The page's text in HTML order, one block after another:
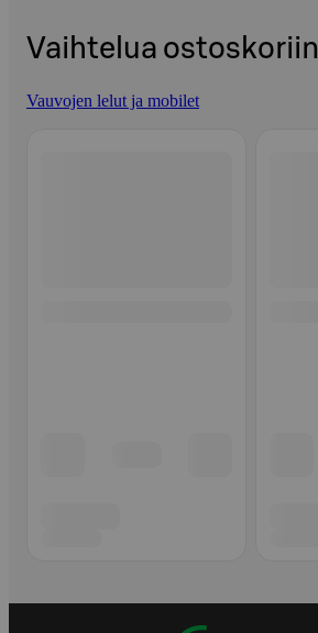
Vaihtelua ostoskoriin
Vauvojen lelut ja mobilet